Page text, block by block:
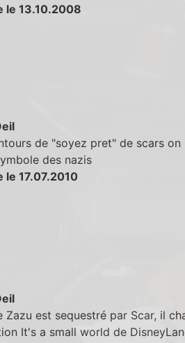
le 13.10.2008
de "soyez pret" de scars
des nazis
le 17.07.2010
Zazu est sequestré par Scar, il
It's a small world de